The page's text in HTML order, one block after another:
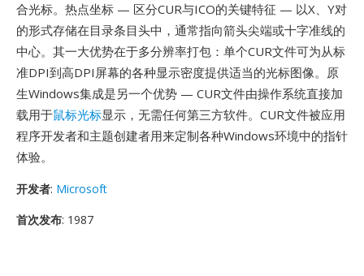
合光标。热点坐标 — 区分CUR与ICO的关键特征 — 以X、Y对
的形式存储在目录条目头中，通常指向箭头尖端或十字准线的
中心。其一大优势在于多分辨率打包：单个CUR文件可为从标
准DPI到高DPI屏幕的各种显示密度提供适当的光标图像。原
生Windows集成是另一个优势 — CUR文件由操作系统直接加
载用于鼠标光标显示，无需任何第三方软件。CUR文件被应用
程序开发者和主题创建者用来定制各种Windows环境中的指针
体验。
开发者: Microsoft
首次发布: 1987